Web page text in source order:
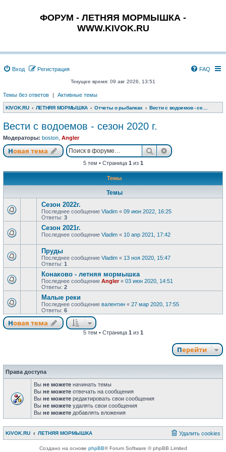
ФОРУМ - ЛЕТНЯЯ МОРМЫШКА -
WWW.KIVOK.RU
Вход Регистрация FAQ
Текущее время: 09 авг 2026, 13:51
Темы без ответов | Активные темы
KIVOK.RU ЛЕТНЯЯ МОРМЫШКА Отчеты о рыбалках Вести с водоемов - сезон 2020 г.
Вести с водоемов - сезон 2020 г.
Модераторы: boston Angler
Новая тема ПоискРасширенный
5 тем • Страница 1 из 1
Темы
Темы
Сезон 2022г.
Последнее сообщение Vladim « 09 июн 2022, 16:25
Ответы: 3
Сезон 2021г.
Последнее сообщение Vladim « 10 апр 2021, 17:42
Пруды
Последнее сообщение Vladim « 13 ноя 2020, 15:47
Ответы: 1
Конаково - летняя мормышка
Последнее сообщение Angler« 03 июн 2020, 14:51
Ответы: 2
Малые реки
Последнее сообщение валентин « 27 мар 2020, 17:55
Ответы: 6
Новая тема
5 тем • Страница 1 из 1
Перейти
Права доступа
Вы не можете начинать темы
Вы не можете отвечать на сообщения
Вы не можете редактировать свои сообщения
Вы не можете удалять свои сообщения
Вы не можете добавлять вложения
KIVOK.RU ЛЕТНЯЯ МОРМЫШКА Удалить cookies
Создано на основе phpBB® Forum Software © phpBB Limited